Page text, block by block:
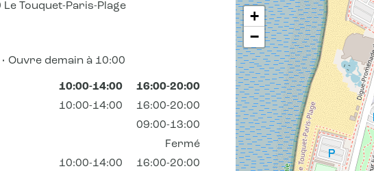
Le Touquet-Paris-Plage
Ouvre demain à 10:00
10:00-14:00
16:00-20:00
10:00-14:00
16:00-20:00
09:00-13:00
Fermé
10:00-14:00
16:00-20:00
+
−